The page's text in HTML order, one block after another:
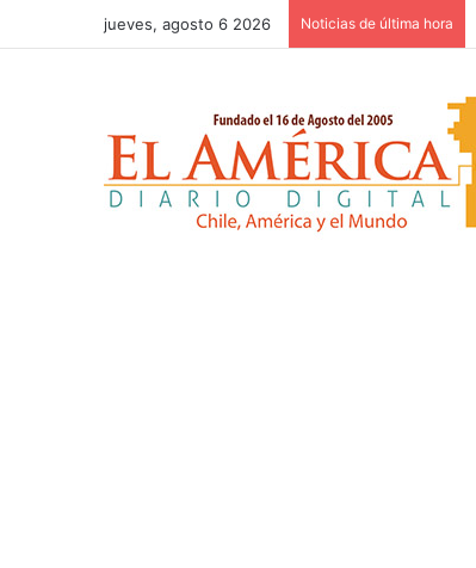
jueves, agosto 6 2026 Noticias de última hora